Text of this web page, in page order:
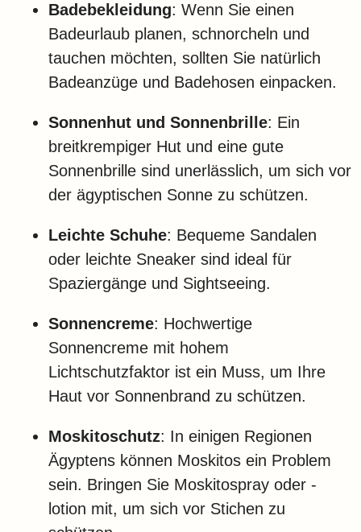
Badebekleidung: Wenn Sie einen
Badeurlaub planen, schnorcheln und
tauchen möchten, sollten Sie natürlich
Badeanzüge und Badehosen einpacken.
Sonnenhut und Sonnenbrille: Ein
breitkrempiger Hut und eine gute
Sonnenbrille sind unerlässlich, um sich vor
der ägyptischen Sonne zu schützen.
Leichte Schuhe: Bequeme Sandalen
oder leichte Sneaker sind ideal für
Spaziergänge und Sightseeing.
Sonnencreme: Hochwertige
Sonnencreme mit hohem
Lichtschutzfaktor ist ein Muss, um Ihre
Haut vor Sonnenbrand zu schützen.
Moskitoschutz: In einigen Regionen
Ägyptens können Moskitos ein Problem
sein. Bringen Sie Moskitospray oder -
lotion mit, um sich vor Stichen zu